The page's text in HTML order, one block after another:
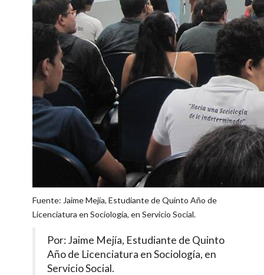
Fuente: Jaime Mejía, Estudiante de Quinto Año de
Licenciatura en Sociología, en Servicio Social.
Por: Jaime Mejía, Estudiante de Quinto
Año de Licenciatura en Sociología, en
Servicio Social.